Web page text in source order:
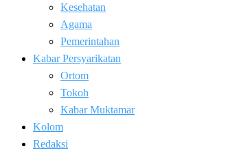
Kesehatan
Agama
Pemerintahan
Kabar Persyarikatan
Ortom
Tokoh
Kabar Muktamar
Kolom
Redaksi